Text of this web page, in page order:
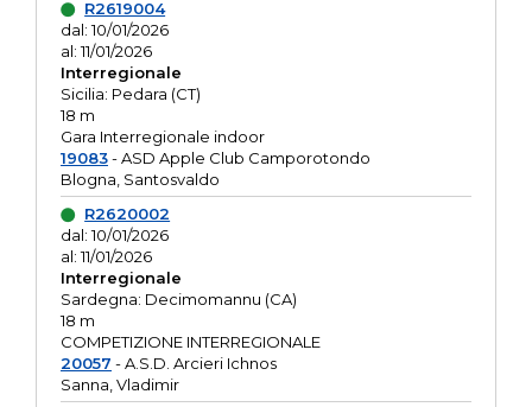
R2619004
dal: 10/01/2026
al: 11/01/2026
Interregionale
Sicilia: Pedara (CT)
18 m
Gara Interregionale indoor
19083- ASD Apple Club Camporotondo
Blogna, Santosvaldo
R2620002
dal: 10/01/2026
al: 11/01/2026
Interregionale
Sardegna: Decimomannu (CA)
18 m
COMPETIZIONE INTERREGIONALE
20057 - A.S.D. Arcieri Ichnos
Sanna, Vladimir